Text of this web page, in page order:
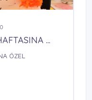
...
ÖZEL